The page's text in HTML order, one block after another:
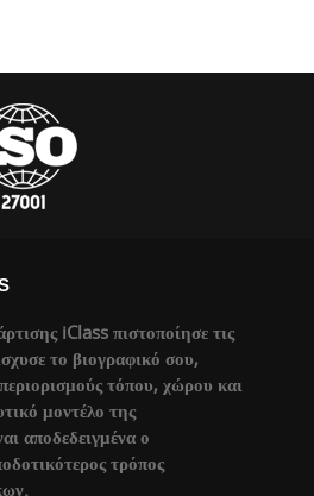
iClass πιστοποίησε τις
το βιογραφικό σου,
τόπου, χώρου και
μοντέλο της
αποδεδειγμένα ο
τρόπος